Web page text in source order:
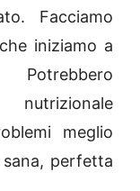
Facciamo
iniziamo a
Potrebbero
meglio
perfetta